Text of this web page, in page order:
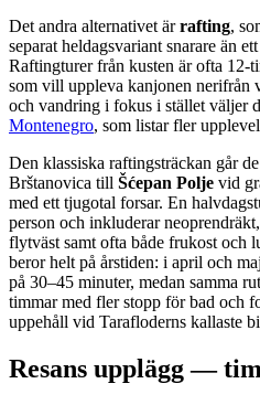
Det andra alternativet ärrafting,
separat heldagsvariant snarare än
Raftingturer från kusten är ofta 12-
som vill uppleva kanjonen nerifrån
och vandring i fokus i stället väljer
Montenegro, som listar fler
Den klassiska raftingsträckan går
Brštanovica till Šćepan Polje vid
med ett tjugotal forsar. En
person och inkluderar
flytväst samt ofta både frukost och
beror helt på årstiden: i april och
på 30–45 minuter, medan samma
timmar med fler stopp för bad och
uppehåll vid Tarafloderns kallaste
Resans upplägg —